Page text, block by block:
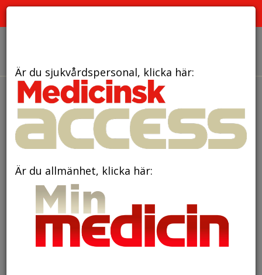
den 20 september 2022
50 % rabatt på alla
böcker i bokklubben!
Är du sjukvårdspersonal, klicka här:
Är du allmänhet, klicka här: